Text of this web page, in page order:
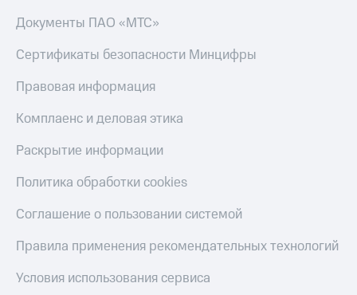
Пополнить
МТС
Настройки
автоплатежа
Пополнить
номер
другого
оператора
интернета
ТВ
Переводы
МТС
Документы ПАО «МТС»
Сертификаты безопасности Минцифры
Правовая информация
Комплаенс и деловая этика
Раскрытие информации
Политика обработки cookies
Соглашение о пользовании системой
Правила применения рекомендательных технологий
Условия использования сервиса